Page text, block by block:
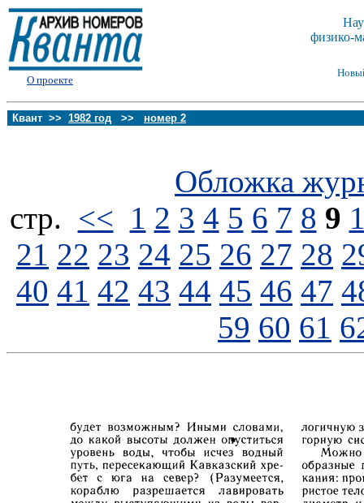
О проекте
физико-
Квант >> 1982 год >> номер 2
Обложка
стp. << 1 2 3 4 5 6 7 8 9
21 22 23 24 25 26 27 28
40 41 42 43 44 45 46 47
59 60 61